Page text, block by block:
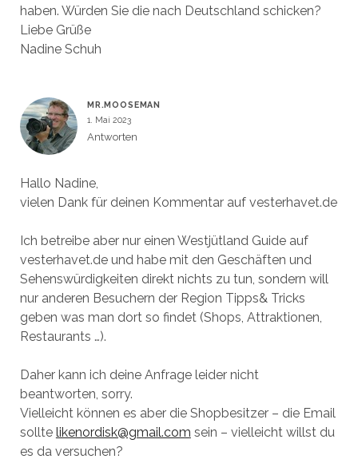
haben. Würden Sie die nach Deutschland schicken?
Liebe Grüße
Nadine Schuh
MR.MOOSEMAN
1. Mai 2023
Antworten
Hallo Nadine,
vielen Dank für deinen Kommentar auf vesterhavet.de
Ich betreibe aber nur einen Westjütland Guide auf
vesterhavet.de und habe mit den Geschäften und
Sehenswürdigkeiten direkt nichts zu tun, sondern will
nur anderen Besuchern der Region Tipps& Tricks
geben was man dort so findet (Shops, Attraktionen,
Restaurants …).
Daher kann ich deine Anfrage leider nicht
beantworten, sorry.
Vielleicht können es aber die Shopbesitzer – die Email
sollte likenordisk@gmail.com sein – vielleicht willst du
es da versuchen?